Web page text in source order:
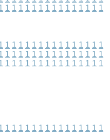
1 1 1 1 1 1 1 1 1 1 1 1 1 1 1
1 1 1 1 1 1 1 1 1 1 1 1 1 1 1
1 1 1 1 1 1 1 1 1 1 1 1 1 1 1
1 1 1 1 1 1 1 1 1 1 1 1 1 1 1
1 1 1 1 1 1 1 1 1 1 1 1 1 1 1